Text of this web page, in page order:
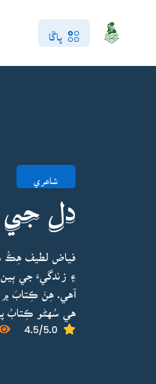
ڀاڱا
شاعري
دل جي
فياض لطيف هِڪُ
۽ زندگيءَ جي
آهي. هِنَ ڪِتابَ ۾
هي سُهڻو ڪِتابُ
4.5/5.0